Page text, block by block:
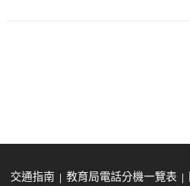
交通指南 教育局電話分機一覽表